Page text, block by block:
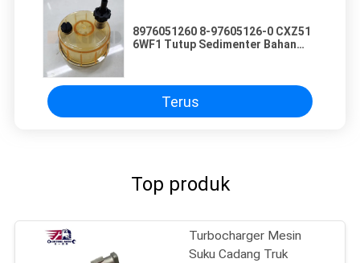
8976051260 8-97605126-0 CXZ51
6WF1 Tutup Sedimenter Bahan
Terus
Top produk
Turbocharger Mesin
Suku Cadang Truk